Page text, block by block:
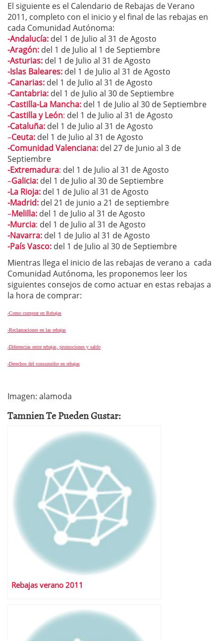
El siguiente es el Calendario de Rebajas de Verano
2011, completo con el inicio y el final de las rebajas en
cada Comunidad Autónoma:
-Andalucía: del 1 de Julio al 31 de Agosto
-Aragón: del 1 de Julio al 1 de Septiembre
-Asturias: del 1 de Julio al 31 de Agosto
-Islas Baleares: del 1 de Julio al 31 de Agosto
-Canarias: del 1 de Julio al 31 de Agosto
-Cantabria: del 1 de Julio al 30 de Septiembre
-Castilla-La Mancha: del 1 de Julio al 30 de Septiembre
-Castilla y León: del 1 de Julio al 31 de Agosto
-Cataluña: del 1 de Julio al 31 de Agosto
–Ceuta: del 1 de Julio al 31 de Agosto
-Comunidad Valenciana: del 27 de Junio al 3 de
Septiembre
-Extremadura: del 1 de Julio al 31 de Agosto
–Galicia: del 1 de Julio al 30 de Septiembre
-La Rioja: del 1 de Julio al 31 de Agosto
-Madrid: del 21 de junio a 21 de septiembre
–Melilla: del 1 de Julio al 31 de Agosto
-Murcia: del 1 de Julio al 31 de Agosto
-Navarra: del 1 de Julio al 31 de Agosto
-País Vasco: del 1 de Julio al 30 de Septiembre
Mientras llega el inicio de las rebajas de verano a cada
Comunidad Autónoma, les proponemos leer los
siguientes consejos de como actuar en estas rebajas a
la hora de comprar:
-Como comprar en Rebajas
-Reclamaciones en las rebajas
-Diferencias entre rebajas, promociones y saldo
-Derechos del consumidor en rebajas
Imagen: alamoda
Tamnien Te Pueden Gustar:
Rebajas verano 2011